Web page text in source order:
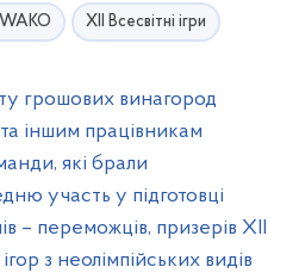
WAKO ХІІ Всесвітні ігри
грошових винагород
іншим працівникам
які брали
участь у підготовці
– переможців, призерів ХІІ
з неолімпійських видів